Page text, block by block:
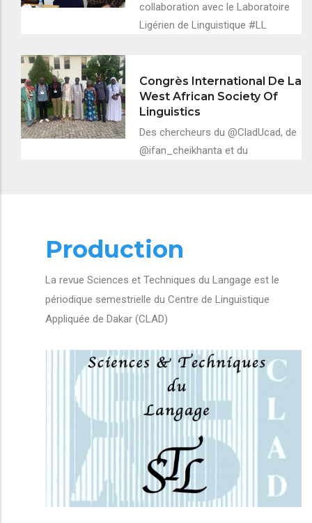
collaboration avec le Laboratoire
Ligérien de Linguistique #LL
Congrès International De La
West African Society Of
Linguistics
Des chercheurs du @CladUcad, de
@ifan_cheikhanta et du
Production
La revue Sciences et Techniques du Langage est le
périodique semestrielle du Centre de Linguistique
Appliquée de Dakar (CLAD)